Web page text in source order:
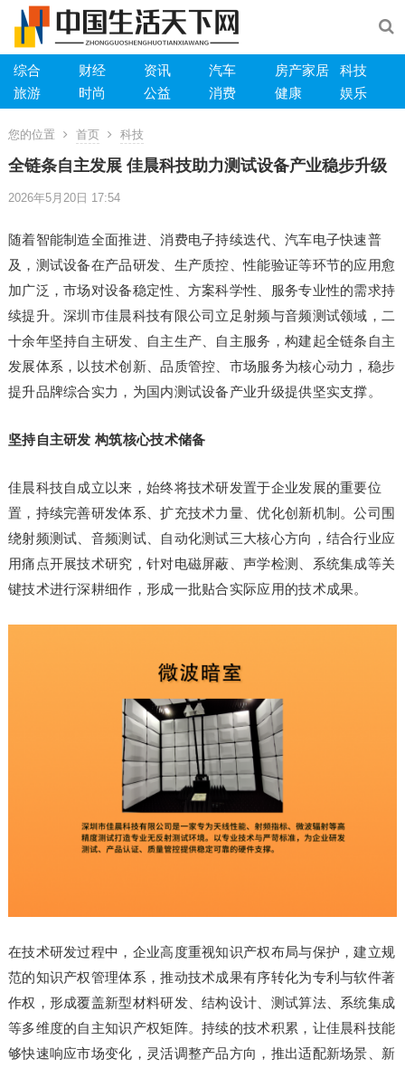
综合 财经 资讯 汽车 房产家居
科技
旅游
时尚 公益 消费 健康 娱乐
您的位置 首页 科技
全链条自主发展 佳晨科技助力测试设备产业稳步升级
2026年5月20日 17:54
随着智能制造全面推进、消费电子持续迭代、汽车电子快速普
及，测试设备在产品研发、生产质控、性能验证等环节的应用愈
加广泛，市场对设备稳定性、方案科学性、服务专业性的需求持
续提升。深圳市佳晨科技有限公司立足射频与音频测试领域，二
十余年坚持自主研发、自主生产、自主服务，构建起全链条自主
发展体系，以技术创新、品质管控、市场服务为核心动力，稳步
提升品牌综合实力，为国内测试设备产业升级提供坚实支撑。
坚持自主研发 构筑核心技术储备
佳晨科技自成立以来，始终将技术研发置于企业发展的重要位
置，持续完善研发体系、扩充技术力量、优化创新机制。公司围
绕射频测试、音频测试、自动化测试三大核心方向，结合行业应
用痛点开展技术研究，针对电磁屏蔽、声学检测、系统集成等关
键技术进行深耕细作，形成一批贴合实际应用的技术成果。
在技术研发过程中，企业高度重视知识产权布局与保护，建立规
范的知识产权管理体系，推动技术成果有序转化为专利与软件著
作权，形成覆盖新型材料研发、结构设计、测试算法、系统集成
等多维度的自主知识产权矩阵。持续的技术积累，让佳晨科技能
够快速响应市场变化，灵活调整产品方向，推出适配新场景、新